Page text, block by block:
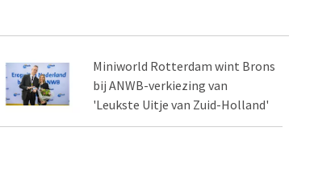
Miniworld Rotterdam wint Brons
bij ANWB-verkiezing van
'Leukste Uitje van Zuid-Holland'